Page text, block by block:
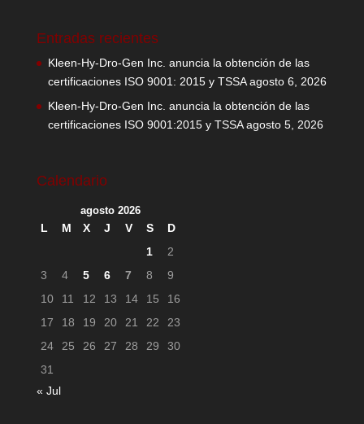
Entradas recientes
Kleen-Hy-Dro-Gen Inc. anuncia la obtención de las
certificaciones ISO 9001: 2015 y TSSA agosto 6, 2026
Kleen-Hy-Dro-Gen Inc. anuncia la obtención de las
certificaciones ISO 9001:2015 y TSSA agosto 5, 2026
Calendario
agosto 2026
L M X J V S
D
1
2
3
4 5 6 7 8
9
10
11 12 13 14 15
16
17
18 19 20 21 22
23
24
25 26 27 28 29
30
31
« Jul